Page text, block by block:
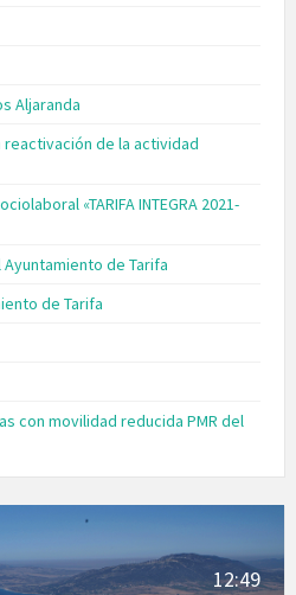
Aljaranda
de la actividad
«TARIFA INTEGRA 2021-
de Tarifa
de Tarifa
con movilidad reducida PMR del
12:49